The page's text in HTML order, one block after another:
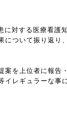
対する医療看
ついて振り返り
案を上位者に報
イレギュラーな